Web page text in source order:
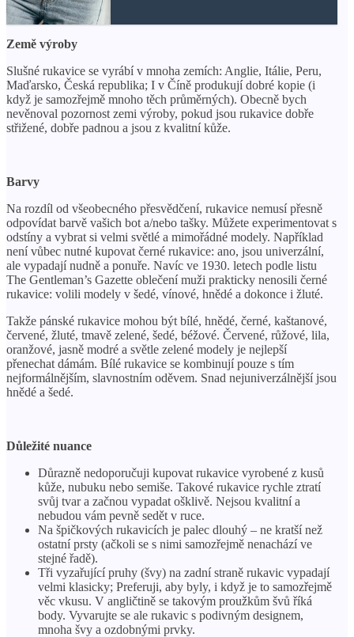
Země výroby
Slušné rukavice se vyrábí v mnoha zemích: Anglie, Itálie, Peru,
Maďarsko, Česká republika; I v Číně produkují dobré kopie (i
když je samozřejmě mnoho těch průměrných). Obecně bych
nevěnoval pozornost zemi výroby, pokud jsou rukavice dobře
střižené, dobře padnou a jsou z kvalitní kůže.
Barvy
Na rozdíl od všeobecného přesvědčení, rukavice nemusí přesně
odpovídat barvě vašich bot a/nebo tašky. Můžete experimentovat s
odstíny a vybrat si velmi světlé a mimořádné modely. Například
není vůbec nutné kupovat černé rukavice: ano, jsou univerzální,
ale vypadají nudně a ponuře. Navíc ve 1930. letech podle listu
The Gentleman’s Gazette oblečení muži prakticky nenosili černé
rukavice: volili modely v šedé, vínové, hnědé a dokonce i žluté.
Takže pánské rukavice mohou být bílé, hnědé, černé, kaštanové,
červené, žluté, tmavě zelené, šedé, béžové. Červené, růžové, lila,
oranžové, jasně modré a světle zelené modely je nejlepší
přenechat dámám. Bílé rukavice se kombinují pouze s tím
nejformálnějším, slavnostním oděvem. Snad nejuniverzálnější jsou
hnědé a šedé.
Důležité nuance
Důrazně nedoporučuji kupovat rukavice vyrobené z kusů
kůže, nubuku nebo semiše. Takové rukavice rychle ztratí
svůj tvar a začnou vypadat ošklivě. Nejsou kvalitní a
nebudou vám pevně sedět v ruce.
Na špičkových rukavicích je palec dlouhý – ne kratší než
ostatní prsty (ačkoli se s nimi samozřejmě nenachází ve
stejné řadě).
Tři vyzařující pruhy (švy) na zadní straně rukavic vypadají
velmi klasicky; Preferuji, aby byly, i když je to samozřejmě
věc vkusu. V angličtině se takovým proužkům švů říká
body. Vyvarujte se ale rukavic s podivným designem,
mnoha švy a ozdobnými prvky.